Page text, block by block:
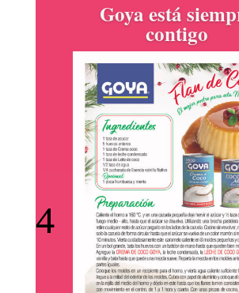
productos Ile